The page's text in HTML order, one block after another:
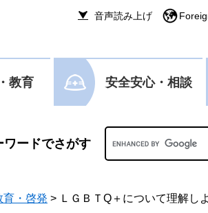
音声読み上げ
教育 安全安心・相談
Googleカスタム検索
育・啓発 > ＬＧＢＴQ＋について理解し